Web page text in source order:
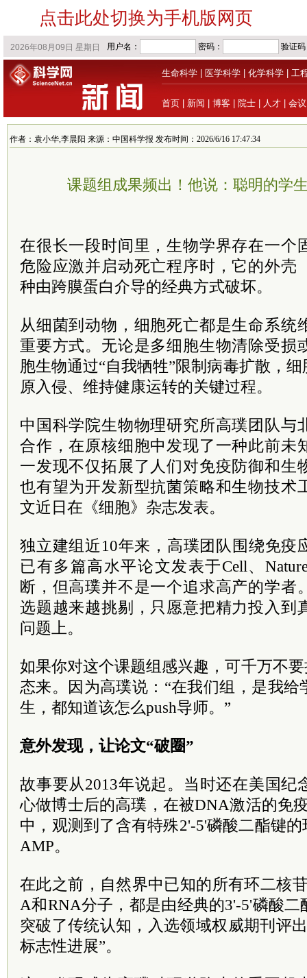
点击此处切换为手机版网页
生命科学 医学科学 化学科学 工
首页 新闻 博客 院士 人才 会议
作者：袁小华,李晨阳 来源：中国科学报 发布时间：2026/6/16 17:47:34
课题组成果频出！他说：聪明的学
在很长一段时间里，生物学界存在一个
危险应激并启动死亡程序时，它的外壳
种由跨膜蛋白介导的经典方式破坏。
从细菌到动物，细胞死亡都是生命系统
重要方式。无论是多细胞生物清除受损
胞生物通过“自我牺牲”限制病毒扩散，
原入侵、维持健康运转的关键过程。
中国科学院生物物理研究所高璞团队与
合作，在原核细胞中发现了一种此前未
一发现不仅拓展了人们对免疫防御和生
也有望为开发新型抗菌策略和生物技术
文近日在《细胞》杂志发表。
独立建组近10年来，高璞团队围绕免疫
已有多篇高水平论文发表于Cell、
断，但高璞并不是一个追求高产的学者
选题越来越挑剔，只愿意把精力投入到
问题上。
如果你对这个课题组感兴趣，可千万不
态来。因为高璞说：“在我们组，是我
生，都知道该怎么push导师。”
意外发现，让论文“破圈”
故事要从2013年说起。当时还在美国
心做博士后的高璞，在被DNA激活的免
中，观测到了含有特殊2'-5'磷酸二酯键
AMP。
在此之前，自然界中已知的所有环二核
A和RNA分子，都是由经典的3'-5'磷酸
突破了传统认知，入选领域权威期刊评
标志性进展”。